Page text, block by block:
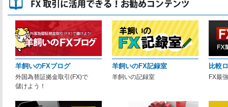
羊飼いのFXブログ
外国為替証拠金取引(FX)で
儲けよう！
羊飼いのFX記録室
羊飼いの記録室
比較
FX最